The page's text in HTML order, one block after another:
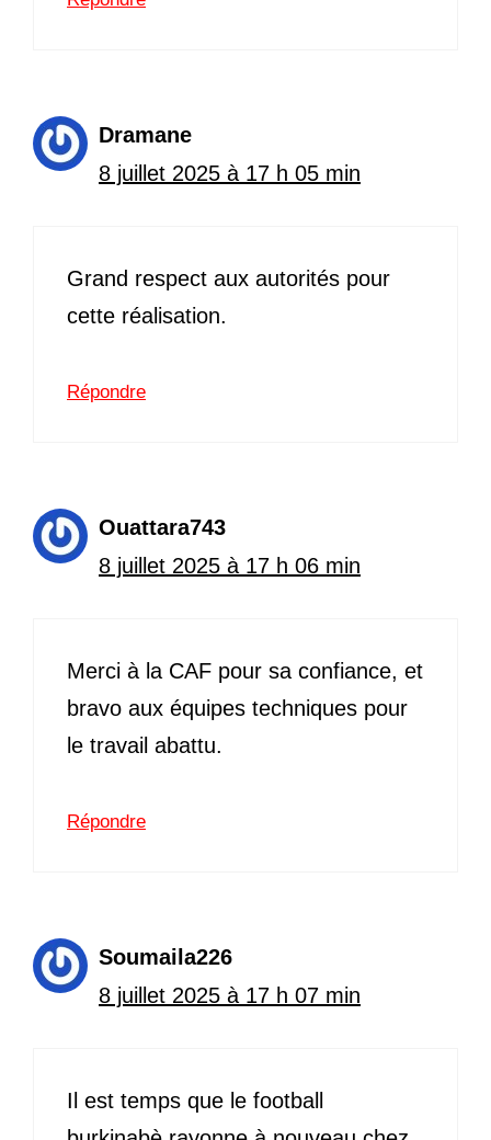
Dramane
8 juillet 2025 à 17 h 05 min
Grand respect aux autorités pour
cette réalisation.
Répondre
Ouattara743
8 juillet 2025 à 17 h 06 min
Merci à la CAF pour sa confiance, et
bravo aux équipes techniques pour
le travail abattu.
Répondre
Soumaila226
8 juillet 2025 à 17 h 07 min
Il est temps que le football